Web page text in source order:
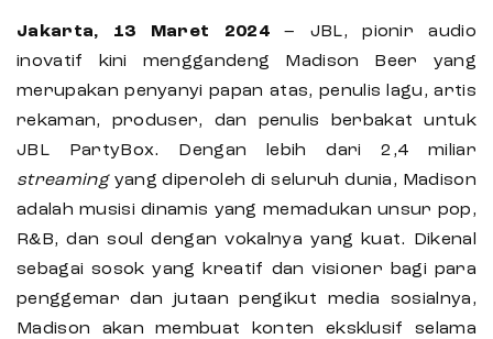
Jakarta, 13 Maret 2024– JBL, pionir audio
inovatif kini menggandeng Madison Beer yang
merupakan penyanyi papan atas, penulis lagu, artis
rekaman, produser, dan penulis berbakat untuk
JBL PartyBox. Dengan lebih dari 2,4 miliar
streamingyang diperoleh di seluruh dunia, Madison
adalah musisi dinamis yang memadukan unsur pop,
R&B, dan soul dengan vokalnya yang kuat. Dikenal
sebagai sosok yang kreatif dan visioner bagi para
penggemar dan jutaan pengikut media sosialnya,
Madison akan membuat konten eksklusif selama